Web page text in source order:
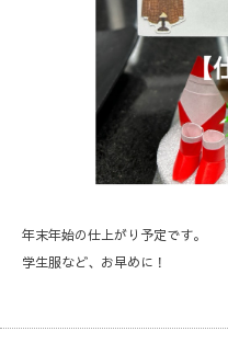
年末年始の仕上がり予定です。
学生服など、お早めに！